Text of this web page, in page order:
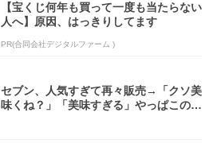
【宝くじ何年も買って一度も当たらない
人へ】原因、はっきりしてます
PR(合同会社デジタルファーム )
セブン、人気すぎて再々販売→「クソ美
味くね？」「美味すぎる」やっぱこのク